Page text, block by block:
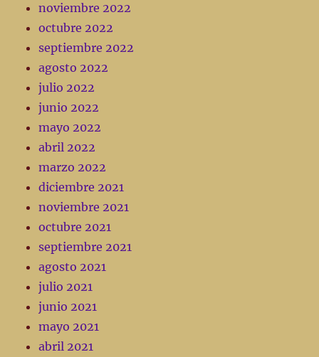
noviembre 2022
octubre 2022
septiembre 2022
agosto 2022
julio 2022
junio 2022
mayo 2022
abril 2022
marzo 2022
diciembre 2021
noviembre 2021
octubre 2021
septiembre 2021
agosto 2021
julio 2021
junio 2021
mayo 2021
abril 2021